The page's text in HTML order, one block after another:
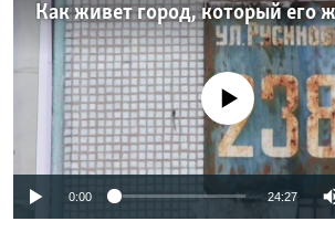
No media source currently
0:00 24:27